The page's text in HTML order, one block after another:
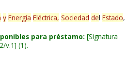
y Energía Eléctrica, Sociedad del Estado,
para préstamo: Signatura
v.1 (1).